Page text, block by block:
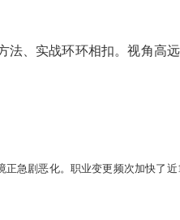
法、实战环环相扣。视角高
急剧恶化。职业变更频次加快了